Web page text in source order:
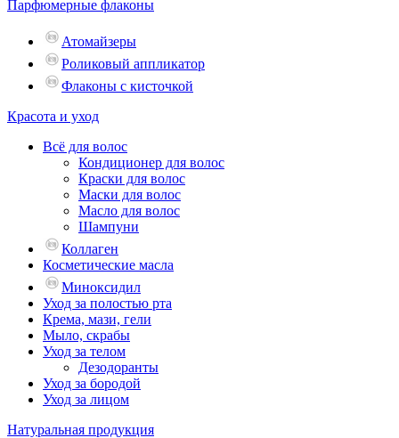
Парфюмерные флаконы
Атомайзеры
Роликовый аппликатор
Флаконы с кисточкой
Красота и уход
Всё для волос
Кондиционер для волос
Краски для волос
Маски для волос
Масло для волос
Шампуни
Коллаген
Косметические масла
Миноксидил
Уход за полостью рта
Крема, мази, гели
Мыло, скрабы
Уход за телом
Дезодоранты
Уход за бородой
Уход за лицом
Натуральная продукция